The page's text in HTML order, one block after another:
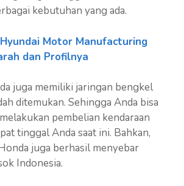
kebutuhan yang ada.
Motor Manufacturing
dan Profilnya
juga memiliki jaringan bengkel
ditemukan. Sehingga Anda bisa
pembelian kendaraan
tinggal Anda saat ini. Bahkan,
juga berhasil menyebar
Indonesia.